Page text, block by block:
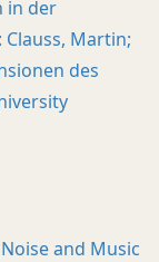
in der
Martin;
des
and Music